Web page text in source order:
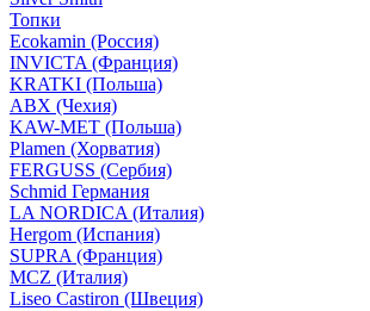
Топки
Ecokamin (Россия)
INVICTA (Франция)
KRATKI (Польша)
ABX (Чехия)
KAW-MET (Польша)
Plamen (Хорватия)
FERGUSS (Сербия)
Schmid Германия
LA NORDICA (Италия)
Hergom (Испания)
SUPRA (Франция)
MCZ (Италия)
Liseo Castiron (Швеция)